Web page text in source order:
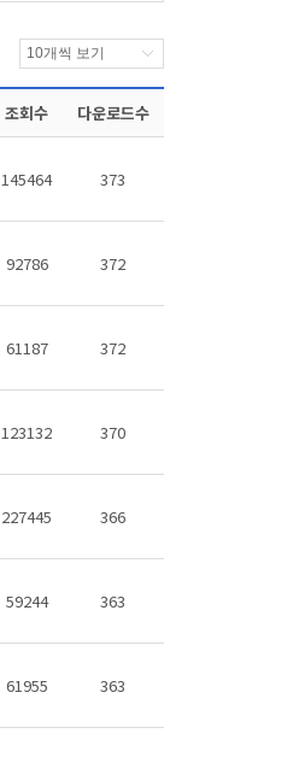
조회수 다운로드수
145464 373
92786 372
61187 372
123132 370
227445 366
59244 363
61955 363